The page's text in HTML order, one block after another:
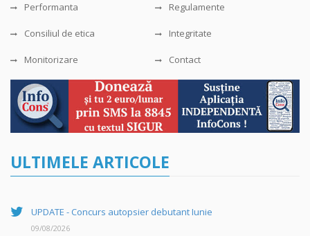
Performanta Regulamente
Consiliul de etica Integritate
Monitorizare Contact
ULTIMELE ARTICOLE
UPDATE - Concurs autopsier debutant Iunie
09/08/2026